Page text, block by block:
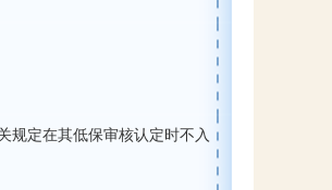
规定在其低保审核认定时不入